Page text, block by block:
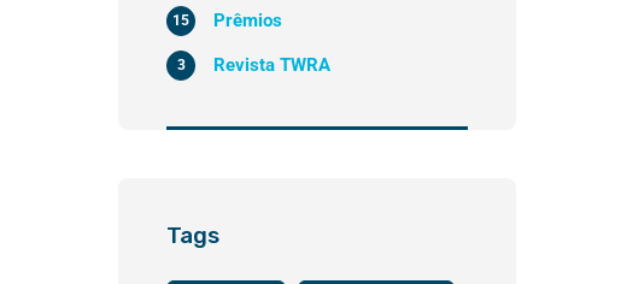
Prêmios
15
Revista TWRA
3
Tags